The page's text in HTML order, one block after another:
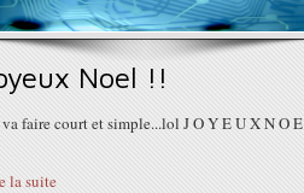
Noel !!
faire court et simple...lol J O Y E U X N O E
la suite